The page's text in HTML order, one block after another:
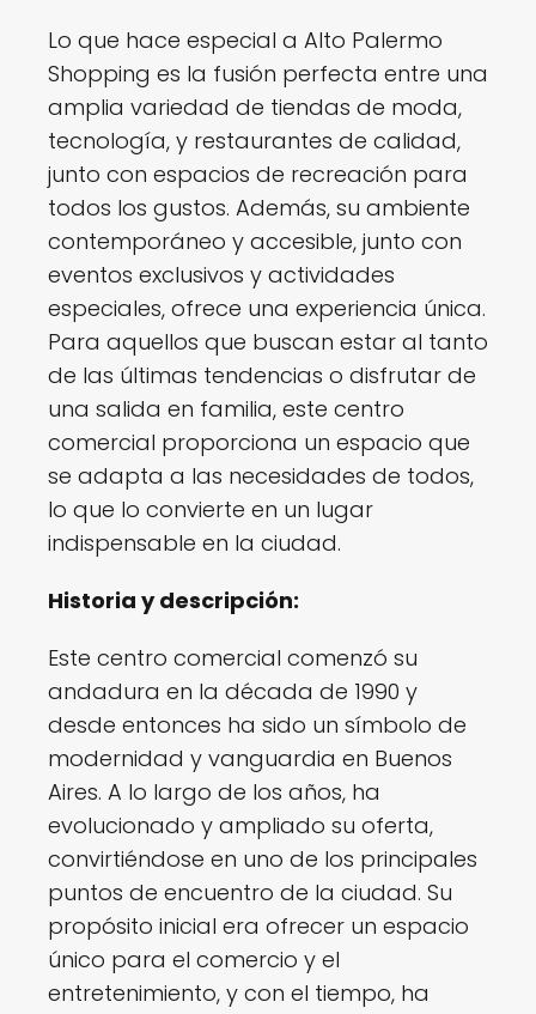
Lo que hace especial a Alto Palermo
Shopping es la fusión perfecta entre una
amplia variedad de tiendas de moda,
tecnología, y restaurantes de calidad,
junto con espacios de recreación para
todos los gustos. Además, su ambiente
contemporáneo y accesible, junto con
eventos exclusivos y actividades
especiales, ofrece una experiencia única.
Para aquellos que buscan estar al tanto
de las últimas tendencias o disfrutar de
una salida en familia, este centro
comercial proporciona un espacio que
se adapta a las necesidades de todos,
lo que lo convierte en un lugar
indispensable en la ciudad.
Historia y descripción:
Este centro comercial comenzó su
andadura en la década de 1990 y
desde entonces ha sido un símbolo de
modernidad y vanguardia en Buenos
Aires. A lo largo de los años, ha
evolucionado y ampliado su oferta,
convirtiéndose en uno de los principales
puntos de encuentro de la ciudad. Su
propósito inicial era ofrecer un espacio
único para el comercio y el
entretenimiento, y con el tiempo, ha